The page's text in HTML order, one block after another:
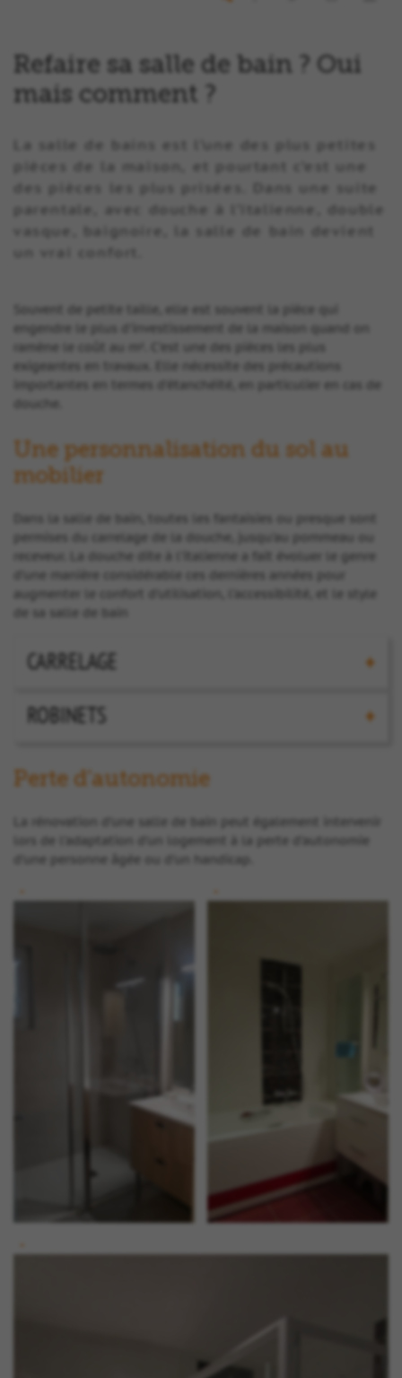
Refaire sa salle de bain ? Oui
mais comment ?
La salle de bains est l’une des plus petites
pièces de la maison, et pourtant c’est une
des pièces les plus prisées. Dans une suite
parentale, avec douche à l’italienne, double
vasque, baignoire, la salle de bain devient
un vrai confort.
Souvent de petite taille, elle est souvent la pièce qui
engendre le plus d’investissement de la maison quand on
ramène le coût au m². C’est une des pièces les plus
exigeantes en travaux. Elle nécessite des précautions
importantes en termes d’étanchéité, en particulier en cas de
douche.
Une personnalisation du sol au
mobilier
Dans la salle de bain, toutes les fantaisies ou presque sont
permises du carrelage de la douche, jusqu’au pommeau ou
receveur. La douche dite à l’italienne a fait évoluer le genre
d’une manière considérable ces dernières années pour
augmenter le confort d’utilisation, l’accessibilité, et le style
de sa salle de bain
CARRELAGE
ROBINETS
Perte d’autonomie
La rénovation d’une salle de bain peut également intervenir
lors de l’adaptation d’un logement à la perte d’autonomie
d’une personne âgée ou d’un handicap.